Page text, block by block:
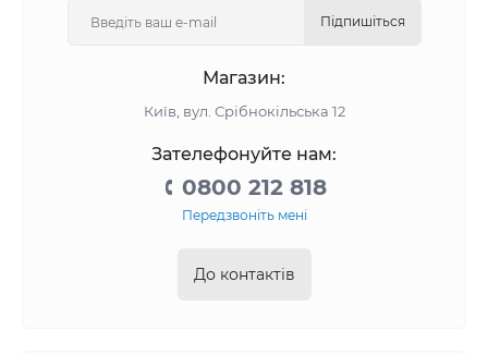
Підпишіться
Магазин:
Київ, вул. Срібнокільська 12
Зателефонуйте нам:
0800 212 818
Передзвоніть мені
До контактів